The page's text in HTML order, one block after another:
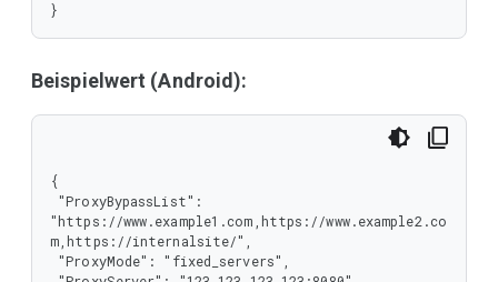
}
Beispielwert (Android):
{
"https://www.example1.com,https://www.example2.co
m,https://internalsite/",